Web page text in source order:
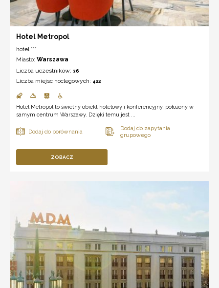
Hotel Metropol
hotel ***
Miasto: Warszawa
Liczba uczestników: 36
Liczba miejsc noclegowych: 422
Hotel Metropol to świetny obiekt hotelowy i konferencyjny, położony w
samym centrum Warszawy. Dzięki temu jest ...
ZOBACZ